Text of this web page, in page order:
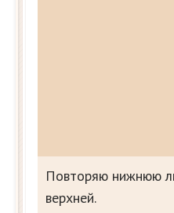
Повторяю нижнюю
верхней.